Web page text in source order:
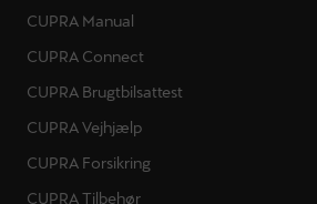
CUPRA Manual
CUPRA Connect
CUPRA Brugtbilsattest
CUPRA Vejhjælp
CUPRA Forsikring
CUPRA Tilbehør